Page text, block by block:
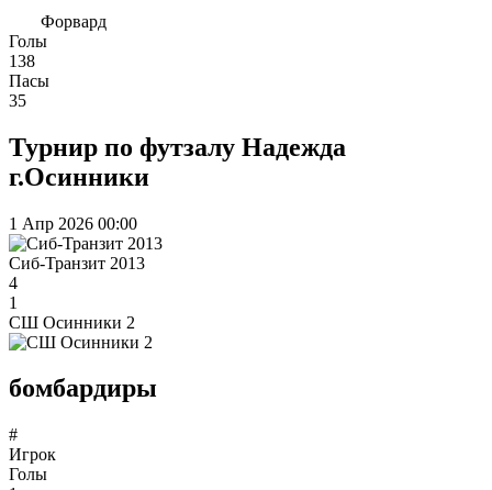
Форвард
Голы
138
Пасы
35
Турнир по футзалу Надежда
г.Осинники
1 Апр 2026 00:00
Сиб-Транзит 2013
4
1
СШ Осинники 2
бомбардиры
#
Игрок
Голы